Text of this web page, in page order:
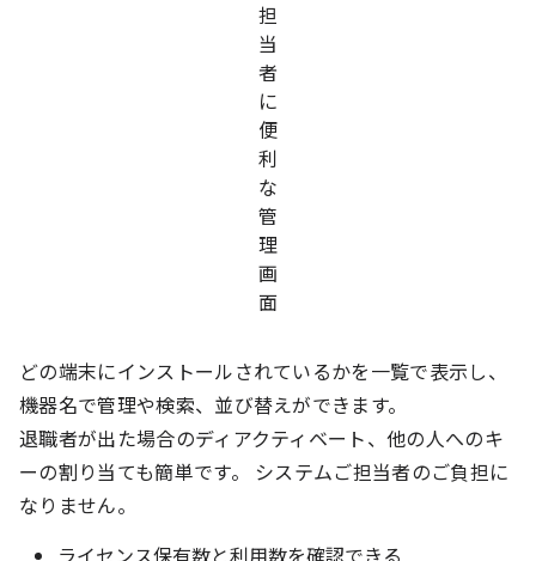
どの端末にインストールされているかを一覧で表示し、
機器名で管理や検索、並び替えができます。
退職者が出た場合のディアクティベート、他の人へのキ
ーの割り当ても簡単です。 システムご担当者のご負担に
なりません。
ライセンス保有数と利用数を確認できる